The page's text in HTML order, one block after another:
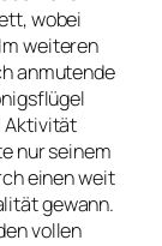
wobei
weiteren
anmutende
Aktivität
nur seinem
einen weit
gewann.
vollen